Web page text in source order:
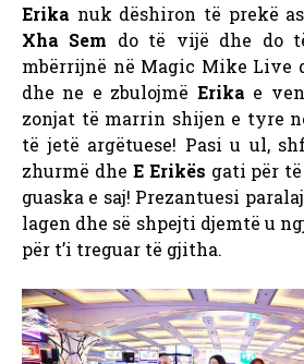
Erika nuk dëshiron të prekë
Xha Sem do të vijë dhe do
mbërrijnë në Magic Mike Live
dhe ne e zbulojmë Erika e
zonjat të marrin shijen e tyre
të jetë argëtuese! Pasi u ul,
zhurmë dhe E Erikës gati për
guaska e saj! Prezantuesi
lagen dhe së shpejti djemtë u
për t’i treguar të gjitha.